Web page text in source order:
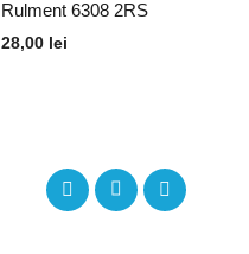
Rulment 6308 2RS
28,00 lei